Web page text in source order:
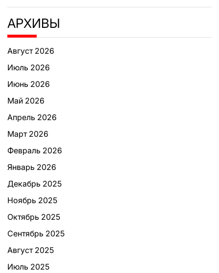
АРХИВЫ
Август 2026
Июль 2026
Июнь 2026
Май 2026
Апрель 2026
Март 2026
Февраль 2026
Январь 2026
Декабрь 2025
Ноябрь 2025
Октябрь 2025
Сентябрь 2025
Август 2025
Июль 2025